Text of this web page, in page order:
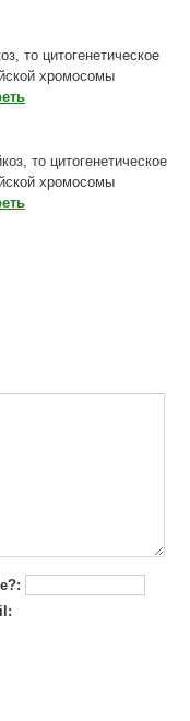
то цитогенетическое
хромосомы
то цитогенетическое
хромосомы